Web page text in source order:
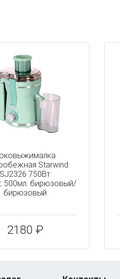
Starwind
SJ2326 750Вт
бирюзовый/
бирюзовый
2180 ₽